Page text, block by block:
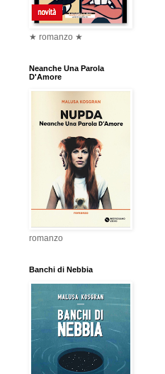
★ romanzo ★
Neanche Una Parola
D'Amore
romanzo
Banchi di Nebbia